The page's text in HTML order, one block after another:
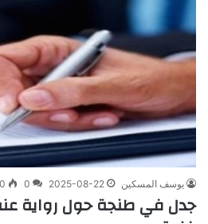
يوسف المسكين 2025-08-22
0
0
جدل في طنجة حول رواية